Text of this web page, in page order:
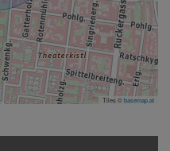
Tiles ©basemap.at